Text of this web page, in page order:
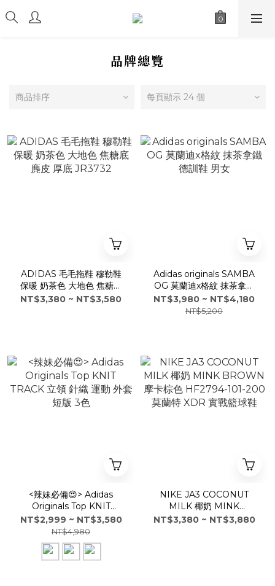
品牌總覽
商品排序 每頁顯示 24 個
ADIDAS 毛毛拖鞋 穆勒鞋
保暖 奶茶色 大地色 焦糖底
麂皮 厚底 JR3732
NT$3,380 ~ NT$3,580
Adidas originals SAMBA
OG 莫蘭迪x格紋 抹茶拿鐵
德訓鞋 男女
NT$3,980 ~ NT$4,180
NT$5,200
<辣妹必備😍> Adidas
Originals Top KNIT
TRACK 立領 針織 運動 外套
短版 3色
NT$2,999 ~ NT$3,580
NT$4,980
NIKE JA3 COCONUT
MILK 椰奶 MINK
BROWN 摩卡棕色
NT$3,380 ~ NT$3,880